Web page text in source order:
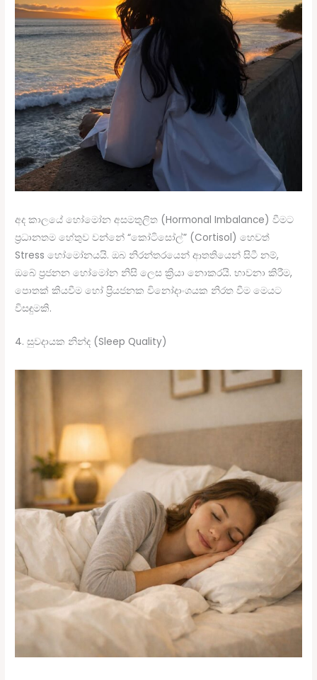
අද කාලයේ හෝමෝන අසමතුලිත (Hormonal Imbalance) වීමට
ප්‍රධානතම හේතුව වන්නේ “කෝටිසෝල්” (Cortisol) හෙවත්
Stress හෝමෝනයයි. ඔබ නිරන්තරයෙන් ආතතියෙන් සිටී නම්,
ඔබේ ප්‍රජනන හෝමෝන නිසි ලෙස ක්‍රියා නොකරයි. භාවනා කිරීම,
පොතක් කියවීම හෝ ප්‍රියජනක විනෝදාංශයක නිරත වීම මෙයට
විසඳුමකි.
4. සුවදායක නින්ද (Sleep Quality)